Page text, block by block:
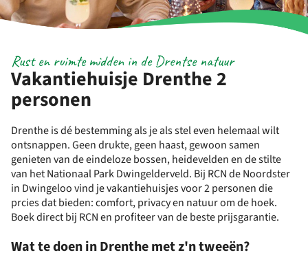
Vakantiehuisje Drenthe 2
personen
Rust en ruimte midden in de Drentse natuur
Drenthe is dé bestemming als je als stel even helemaal wilt
ontsnappen. Geen drukte, geen haast, gewoon samen
genieten van de eindeloze bossen, heidevelden en de stilte
van het Nationaal Park Dwingelderveld. Bij RCN de Noordster
in Dwingeloo vind je vakantiehuisjes voor 2 personen die
prcies dat bieden: comfort, privacy en natuur om de hoek.
Boek direct bij RCN en profiteer van de beste prijsgarantie.
Wat te doen in Drenthe met z'n tweeën?